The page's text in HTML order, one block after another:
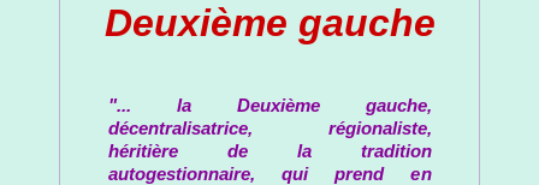
Deuxième gauche
"... la Deuxième gauche,
décentralisatrice, régionaliste,
héritière de la tradition
autogestionnaire, qui prend en